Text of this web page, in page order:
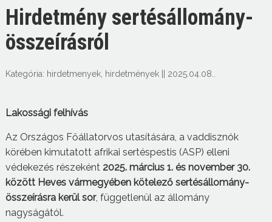
Hirdetmény sertésállomány-
összeírásról
Kategória: hirdetmenyek, hirdetmények|| 2025.04.08.
Lakossági felhívás
Az Országos Főállatorvos utasítására, a vaddisznók
körében kimutatott afrikai sertéspestis (ASP) elleni
védekezés részeként 2025. március 1. és november 30.
között Heves vármegyében kötelező sertésállomány-
összeírásra kerül sor, függetlenül az állomány
nagyságától.